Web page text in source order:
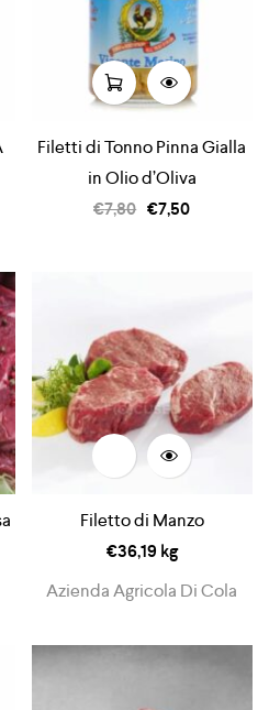
Filetti di Tonno Pinna Gialla
in Olio d’Oliva
€7,80 €7,50
Filetto di Manzo
€36,19 kg
Azienda Agricola Di Cola